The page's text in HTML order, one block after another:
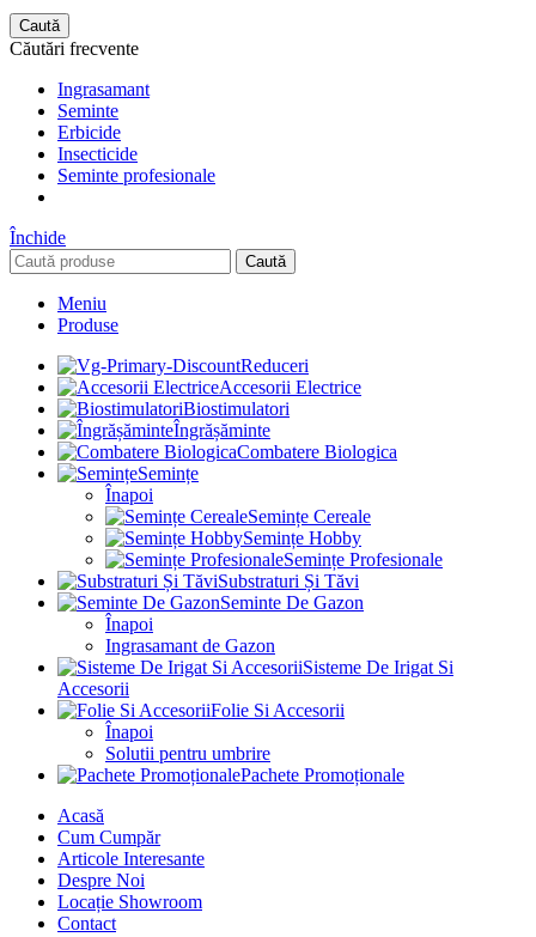
Caută
Căutări frecvente
Ingrasamant
Seminte
Erbicide
Insecticide
Seminte profesionale
Închide
Caută
Meniu
Produse
Reduceri
Accesorii Electrice
Biostimulatori
Îngrășăminte
Combatere Biologica
Semințe
Înapoi
Semințe Cereale
Semințe Hobby
Semințe Profesionale
Substraturi Și Tăvi
Seminte De Gazon
Înapoi
Ingrasamant de Gazon
Sisteme De Irigat Si
Accesorii
Folie Si Accesorii
Înapoi
Solutii pentru umbrire
Pachete Promoționale
Acasă
Cum Cumpăr
Articole Interesante
Despre Noi
Locație Showroom
Contact